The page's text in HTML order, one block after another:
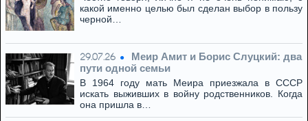
какой именно целью был сделан выбор в пользу
черной…
29.07.26
Меир Амит и Борис Слуцкий: два
пути одной семьи
В 1964 году мать Меира приезжала в СССР
искать выживших в войну родственников. Когда
она пришла в…